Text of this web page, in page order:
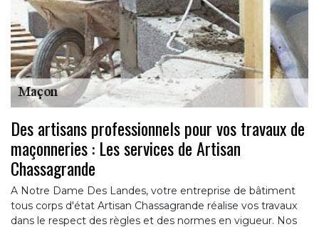
Des artisans professionnels pour vos travaux de
maçonneries : Les services de Artisan
Chassagrande
A Notre Dame Des Landes, votre entreprise de bâtiment
tous corps d'état Artisan Chassagrande réalise vos travaux
dans le respect des règles et des normes en vigueur. Nos